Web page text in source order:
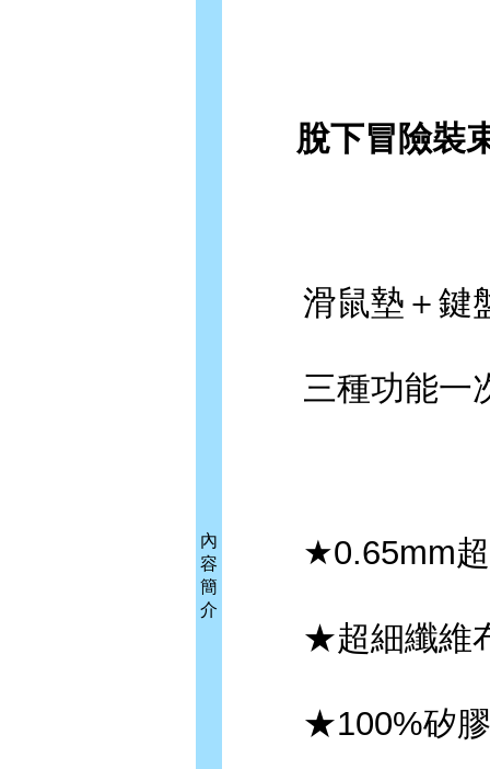
內
容
簡
介
脫下冒險裝
滑鼠墊＋鍵
三種功能一次
★0.65mm超
★超細纖維布
★100%矽膠